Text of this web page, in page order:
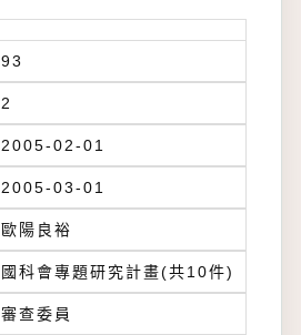
93
2
2005-02-01
2005-03-01
歐陽良裕
國科會專題研究計畫(共10件)
審查委員